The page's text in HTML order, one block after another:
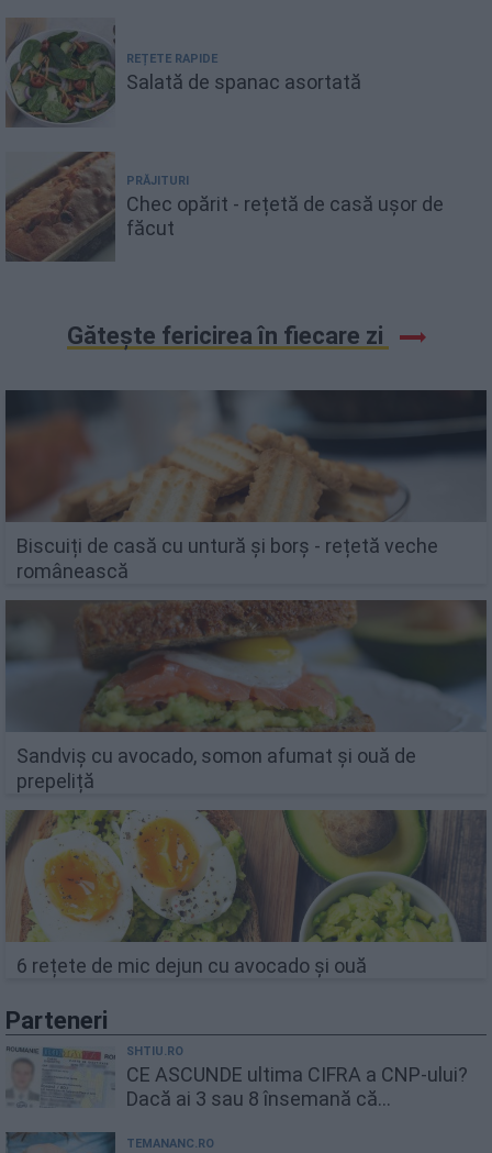
REȚETE RAPIDE
Salată de spanac asortată
PRĂJITURI
Chec opărit - rețetă de casă ușor de
făcut
Gătește fericirea în fiecare zi
Biscuiți de casă cu untură și borș - rețetă veche
românească
Sandviș cu avocado, somon afumat și ouă de
prepeliță
6 rețete de mic dejun cu avocado și ouă
Parteneri
SHTIU.RO
CE ASCUNDE ultima CIFRA a CNP-ului?
Dacă ai 3 sau 8 însemană că...
TEMANANC.RO